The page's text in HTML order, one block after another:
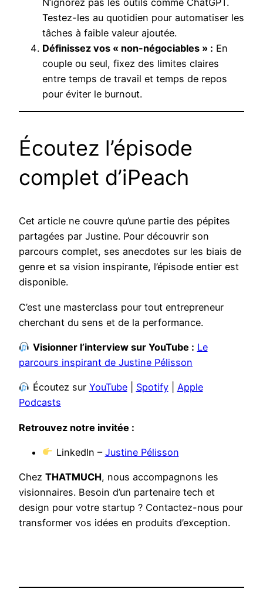
N’ignorez pas les outils comme ChatGPT.
Testez-les au quotidien pour automatiser les
tâches à faible valeur ajoutée.
Définissez vos « non-négociables » : En
couple ou seul, fixez des limites claires
entre temps de travail et temps de repos
pour éviter le burnout.
Écoutez l’épisode
complet d’iPeach
Cet article ne couvre qu’une partie des pépites
partagées par Justine. Pour découvrir son
parcours complet, ses anecdotes sur les biais de
genre et sa vision inspirante, l’épisode entier est
disponible.
C’est une masterclass pour tout entrepreneur
cherchant du sens et de la performance.
Visionner l’interview sur YouTube : Le
parcours inspirant de Justine Pélisson
Écoutez sur YouTube| Spotify| Apple
Podcasts
Retrouvez notre invitée :
LinkedIn – Justine Pélisson
Chez THATMUCH, nous accompagnons les
visionnaires. Besoin d’un partenaire tech et
design pour votre startup ? Contactez-nous pour
transformer vos idées en produits d’exception.